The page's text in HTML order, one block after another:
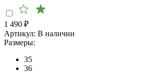
1 490 ₽
Артикул: В наличии
Размеры:
35
36